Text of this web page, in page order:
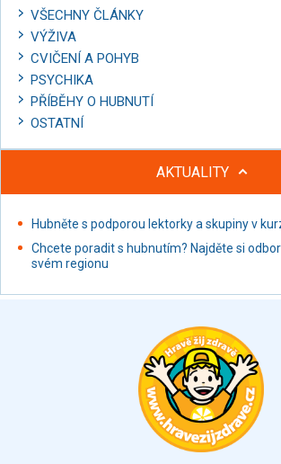
VŠECHNY ČLÁNKY
VÝŽIVA
CVIČENÍ A POHYB
PSYCHIKA
PŘÍBĚHY O HUBNUTÍ
OSTATNÍ
AKTUALITY
Hubněte s podporou lektorky a skupiny v
Chcete poradit s hubnutím? Najděte si
svém regionu